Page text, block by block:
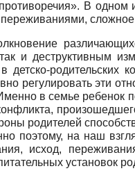
В одном
и деструктивным
детско-родительских
регулировать эти
в семье ребенок
родителей
поэтому, на наш
исход,
установок